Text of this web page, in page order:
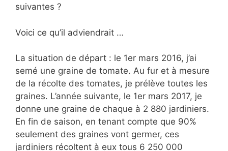
suivantes ?
Voici ce qu’il adviendrait …
La situation de départ : le 1er mars 2016, j’ai
semé une graine de tomate. Au fur et à mesure
de la récolte des tomates, je prélève toutes les
graines. L’année suivante, le 1er mars 2017, je
donne une graine de chaque à 2 880 jardiniers.
En fin de saison, en tenant compte que 90%
seulement des graines vont germer, ces
jardiniers récoltent à eux tous 6 250 000